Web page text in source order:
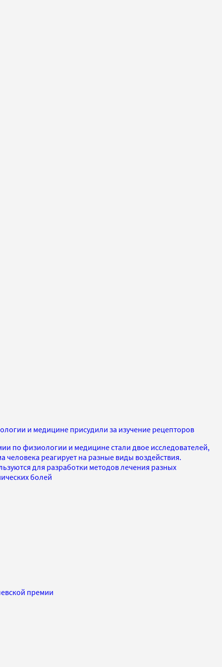
и медицине присудили за изучение рецепторов
по физиологии и медицине стали двое исследователей,
человека реагирует на разные виды воздействия.
для разработки методов лечения разных
болей
премии